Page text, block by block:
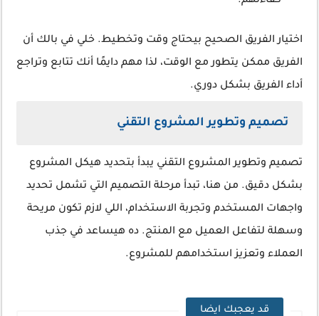
اختيار الفريق الصحيح بيحتاج وقت وتخطيط. خلي في بالك أن
الفريق ممكن يتطور مع الوقت، لذا مهم دايمًا أنك تتابع وتراجع
أداء الفريق بشكل دوري.
تصميم وتطوير المشروع التقني
تصميم وتطوير المشروع التقني يبدأ بتحديد هيكل المشروع
بشكل دقيق. من هنا، تبدأ مرحلة التصميم التي تشمل تحديد
واجهات المستخدم وتجربة الاستخدام، اللي لازم تكون مريحة
وسهلة لتفاعل العميل مع المنتج. ده هيساعد في جذب
العملاء وتعزيز استخدامهم للمشروع.
قد يعجبك ايضا